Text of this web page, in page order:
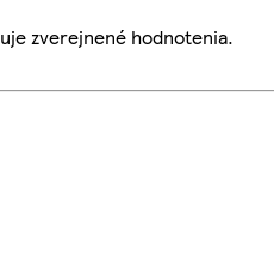
zverejnené hodnotenia.